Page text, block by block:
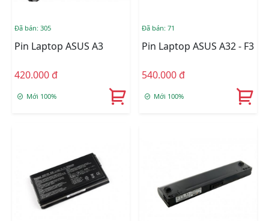
Đã bán: 305
Pin Laptop ASUS A3
420.000 đ
Mới 100%
Đã bán: 71
Pin Laptop ASUS A32 - F3
540.000 đ
Mới 100%